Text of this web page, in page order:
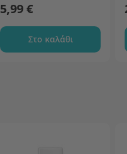
5,99 €
Στο καλάθι